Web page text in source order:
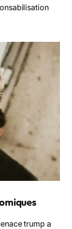
trump a